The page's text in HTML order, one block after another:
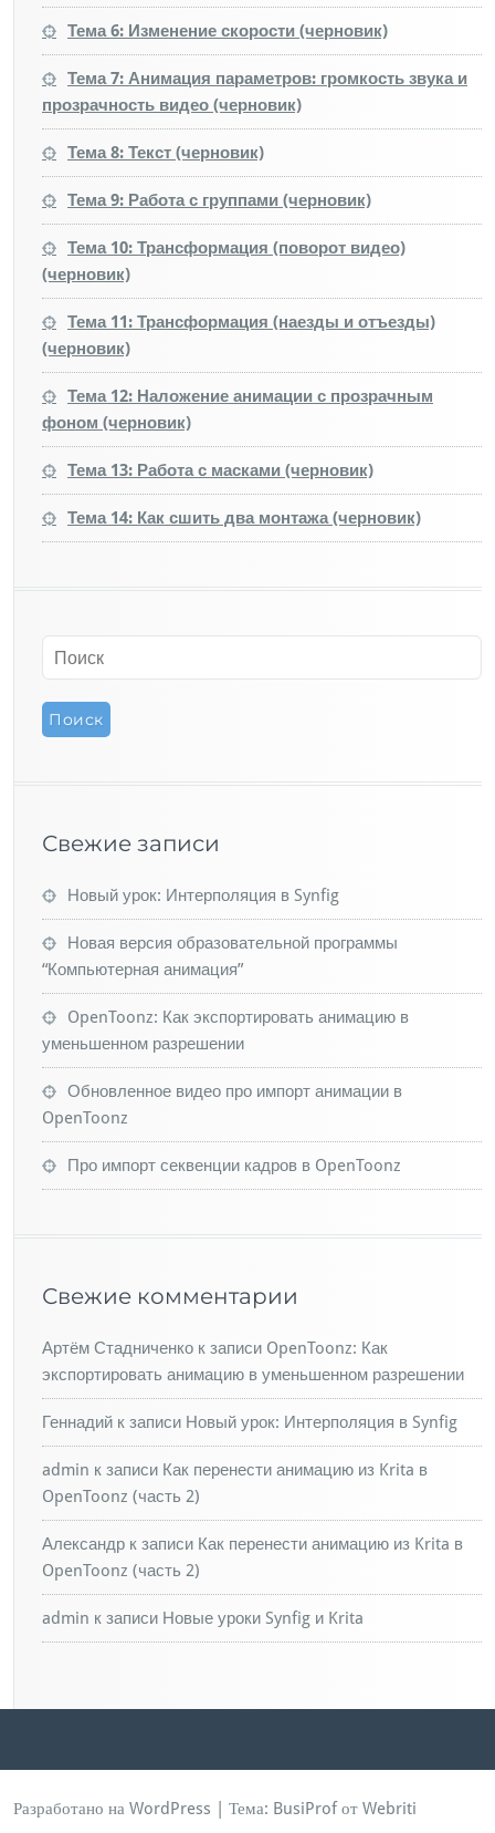
Тема 6: Изменение скорости (черновик)
Тема 7: Анимация параметров: громкость звука и
прозрачность видео (черновик)
Тема 8: Текст (черновик)
Тема 9: Работа с группами (черновик)
Тема 10: Трансформация (поворот видео)
(черновик)
Тема 11: Трансформация (наезды и отъезды)
(черновик)
Тема 12: Наложение анимации с прозрачным
фоном (черновик)
Тема 13: Работа с масками (черновик)
Тема 14: Как сшить два монтажа (черновик)
Свежие записи
Новый урок: Интерполяция в Synfig
Новая версия образовательной программы
“Компьютерная анимация”
OpenToonz: Как экспортировать анимацию в
уменьшенном разрешении
Обновленное видео про импорт анимации в
OpenToonz
Про импорт секвенции кадров в OpenToonz
Свежие комментарии
Артём Стадниченко к записи OpenToonz: Как
экспортировать анимацию в уменьшенном разрешении
Геннадий к записи Новый урок: Интерполяция в Synfig
admin к записи Как перенести анимацию из Krita в
OpenToonz (часть 2)
Александр к записи Как перенести анимацию из Krita в
OpenToonz (часть 2)
admin к записи Новые уроки Synfig и Krita
Разработано на WordPress | Тема: BusiProfот Webriti